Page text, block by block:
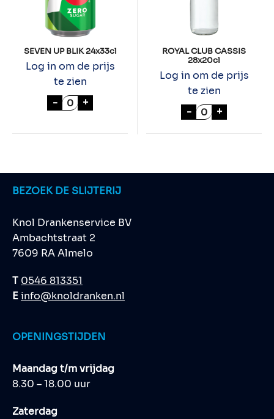
SEVEN UP BLIK 24x33cl
Log in om de prijs
te zien
- SEVEN UP BLIK 24x33cl aantal
+
ROYAL CLUB CASSIS
28x20cl
Log in om de prijs
te zien
- ROYAL CLUB
+
BEZOEK DE SLIJTERIJ
Knol Drankenservice BV
Ambachtstraat 2
7609 RA Almelo
T 0546 813351
Einfo@knoldranken.nl
OPENINGSTIJDEN
Maandag t/m vrijdag
8.30 – 18.00 uur
Zaterdag